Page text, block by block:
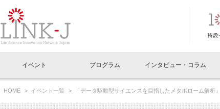
イベントお知らせメール登録
イベント
イベント一覧
プログラム
Out of Box相談室 What's
インタビュー・コラム
インタビュー・コラム一覧
ニュース一覧
理事長挨拶 Why in
特別会員一覧 特別会員につ
ラウンジ・会議室 オフィス・ラ
HOME イベント一覧
「データ駆動型サイエンスを目指したメタボローム解